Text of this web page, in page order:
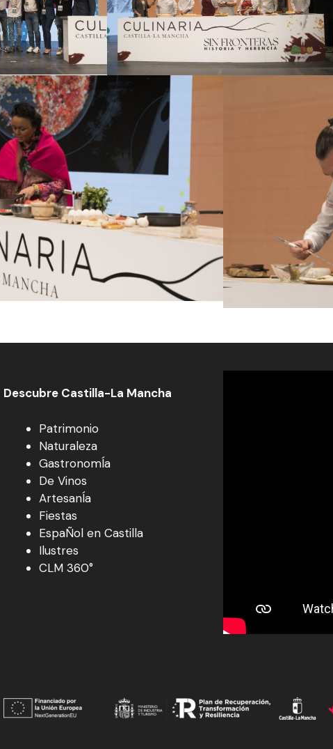
Descubre Castilla-La Mancha
Patrimonio
Naturaleza
GastronomÍa
De Vinos
ArtesanÍa
Fiestas
EspaÑol en Castilla
Ilustres
CLM 360°